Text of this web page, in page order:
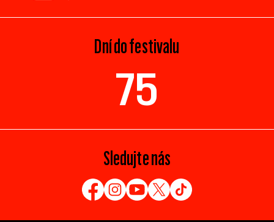
Dní do festivalu
75
Sledujte nás